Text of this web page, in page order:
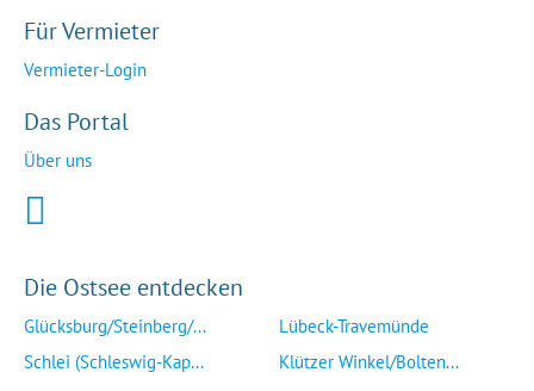
Für Vermieter
Vermieter-Login
Das Portal
Über uns
Die Ostsee entdecken
Glücksburg/Steinberg/...
Schlei (Schleswig-Kap...
Lübeck-Travemünde
Klützer Winkel/Bolten...